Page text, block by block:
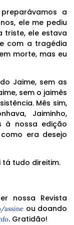
a
ele me pediu
triste, ele estava
com a tragédia
morte, mas eu
Jaime, sem as
sem o jaimês
Mês sim,
Jaiminho,
à nossa edição
como era desejo
tá tudo direitim.
nossa Revista
assine ou doando
. Gratidão!